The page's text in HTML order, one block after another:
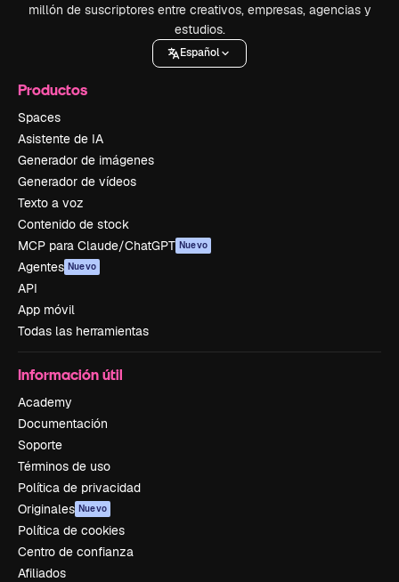
millón de suscriptores entre creativos, empresas, agencias y
estudios.
Español
Productos
Spaces
Asistente de IA
Generador de imágenes
Generador de vídeos
Texto a voz
Contenido de stock
MCP para Claude/ChatGPT Nuevo
Agentes Nuevo
API
App móvil
Todas las herramientas
Información útil
Academy
Documentación
Soporte
Términos de uso
Política de privacidad
Originales Nuevo
Política de cookies
Centro de confianza
Afiliados